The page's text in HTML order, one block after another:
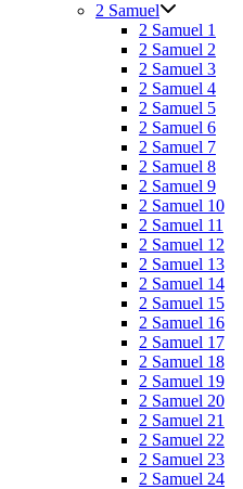
2 Samuel
2 Samuel 1
2 Samuel 2
2 Samuel 3
2 Samuel 4
2 Samuel 5
2 Samuel 6
2 Samuel 7
2 Samuel 8
2 Samuel 9
2 Samuel 10
2 Samuel 11
2 Samuel 12
2 Samuel 13
2 Samuel 14
2 Samuel 15
2 Samuel 16
2 Samuel 17
2 Samuel 18
2 Samuel 19
2 Samuel 20
2 Samuel 21
2 Samuel 22
2 Samuel 23
2 Samuel 24